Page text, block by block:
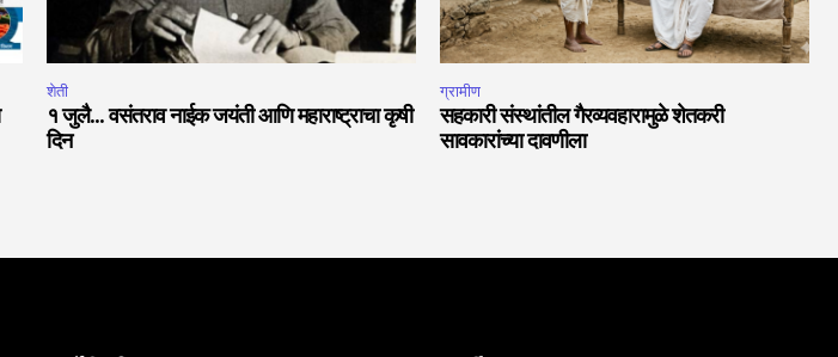
शेती
१ जुलै… वसंतराव नाईक जयंती आणि महाराष्ट्राचा कृषी
दिन
ग्रामीण
सहकारी संस्थांतील गैरव्यवहारामुळे शेतकरी
सावकारांच्या दावणीला